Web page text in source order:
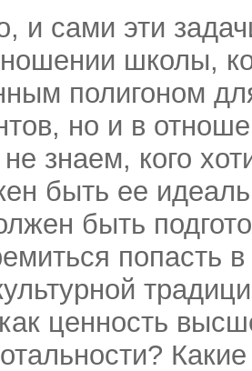
и сами эти
школы,
полигоном
но и в
знаем, кого
быть ее
быть
попасть
ценность